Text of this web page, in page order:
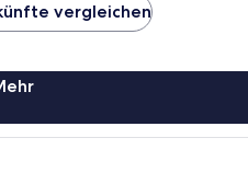
vergleichen